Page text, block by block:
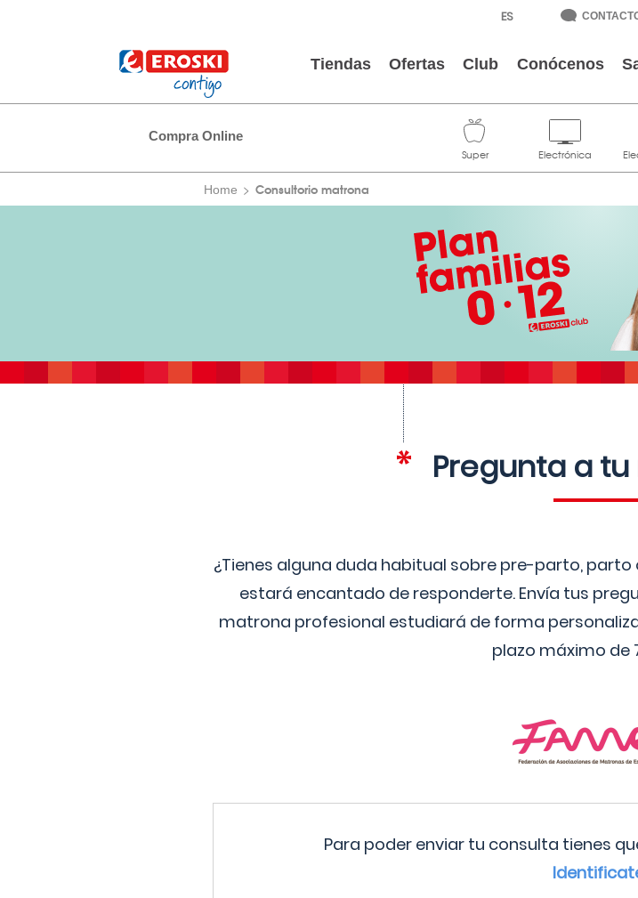
Tiendas Ofertas Club Conócenos
Compra Online
Home Consultorio matrona
Pregunta a
¿Tienes alguna duda habitual sobre pre-parto,
estará encantado de responderte. Envía tus
matrona profesional estudiará de forma
plazo máximo de
Para poder enviar tu consulta tienes